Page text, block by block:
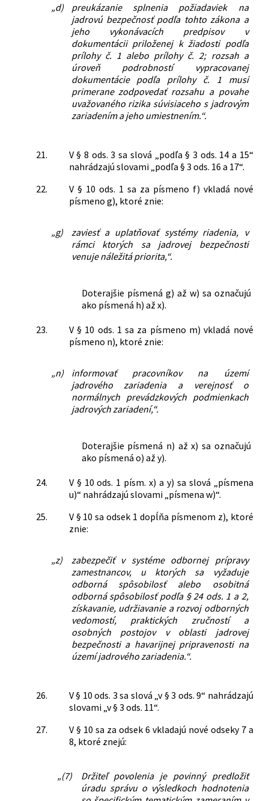
„d)
preukázanie splnenia požiadaviek na
jadrovú bezpečnosť podľa tohto zákona a
jeho vykonávacích predpisov v
dokumentácii priloženej k žiadosti podľa
prílohy č. 1 alebo prílohy č. 2; rozsah a
úroveň podrobností vypracovanej
dokumentácie podľa prílohy č. 1 musí
primerane zodpovedať rozsahu a povahe
uvažovaného rizika súvisiaceho s jadrovým
zariadením a jeho umiestnením.“.
21.
V § 8 ods. 3 sa slová „podľa § 3 ods. 14 a 15“
nahrádzajú slovami „podľa § 3 ods. 16 a 17“.
22.
V § 10 ods. 1 sa za písmeno f) vkladá nové
písmeno g), ktoré znie:
„g)
zaviesť a uplatňovať systémy riadenia, v
rámci ktorých sa jadrovej bezpečnosti
venuje náležitá priorita,“.
Doterajšie písmená g) až w) sa označujú
ako písmená h) až x).
23.
V § 10 ods. 1 sa za písmeno m) vkladá nové
písmeno n), ktoré znie:
„n)
informovať pracovníkov na území
jadrového zariadenia a verejnosť o
normálnych prevádzkových podmienkach
jadrových zariadení,“.
Doterajšie písmená n) až x) sa označujú
ako písmená o) až y).
24.
V § 10 ods. 1 písm. x) a y) sa slová „písmena
u)“ nahrádzajú slovami „písmena w)“.
25.
V § 10 sa odsek 1 dopĺňa písmenom z), ktoré
znie:
„z)
zabezpečiť v systéme odbornej prípravy
zamestnancov, u ktorých sa vyžaduje
odborná spôsobilosť alebo osobitná
odborná spôsobilosť podľa § 24 ods. 1 a 2,
získavanie, udržiavanie a rozvoj odborných
vedomostí, praktických zručností a
osobných postojov v oblasti jadrovej
bezpečnosti a havarijnej pripravenosti na
území jadrového zariadenia.“.
26.
V § 10 ods. 3 sa slová „v § 3 ods. 9“ nahrádzajú
slovami „v § 3 ods. 11“.
27.
V § 10 sa za odsek 6 vkladajú nové odseky 7 a
8, ktoré znejú:
„(7)
Držiteľ povolenia je povinný predložiť
úradu správu o výsledkoch hodnotenia